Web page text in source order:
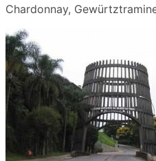
Chardonnay,